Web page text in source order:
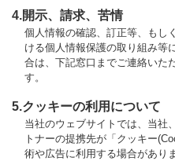
4.開示、請求、苦情
個人情報の確認、訂正等、もし
ける個人情報保護の取り組み等
合は、下記窓口までご連絡いた
す。
5.クッキーの利用について
当社のウェブサイトでは、当社
トナーの提携先が「クッキー
術や広告に利用する場合があり